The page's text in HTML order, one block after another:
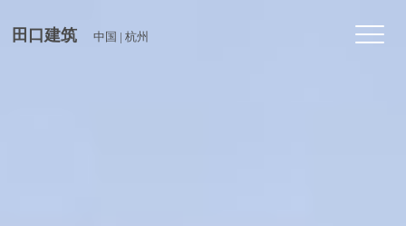
田口建筑 中国 | 杭州